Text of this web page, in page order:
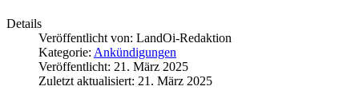
Details
Veröffentlicht von: LandOi-Redaktion
Kategorie: Ankündigungen
Veröffentlicht: 21. März 2025
Zuletzt aktualisiert: 21. März 2025